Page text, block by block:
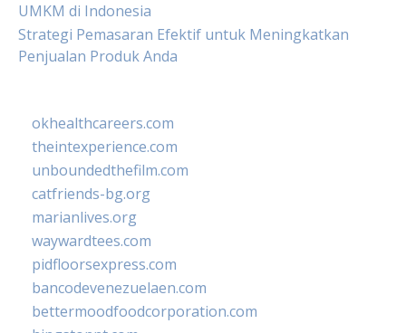
UMKM di Indonesia
Strategi Pemasaran Efektif untuk Meningkatkan
Penjualan Produk Anda
okhealthcareers.com
theintexperience.com
unboundedthefilm.com
catfriends-bg.org
marianlives.org
waywardtees.com
pidfloorsexpress.com
bancodevenezuelaen.com
bettermoodfoodcorporation.com